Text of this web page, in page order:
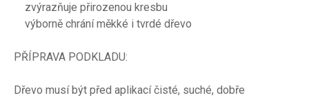
zvýrazňuje přirozenou kresbu
výborně chrání měkké i tvrdé dřevo
PŘÍPRAVA PODKLADU:
Dřevo musí být před aplikací čisté, suché, dobře